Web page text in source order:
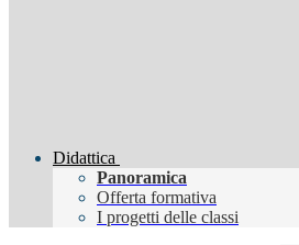
Didattica
Panoramica
Offerta formativa
I progetti delle classi